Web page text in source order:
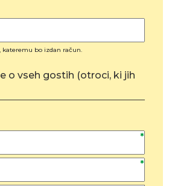
kateremu bo izdan račun.
o vseh gostih (otroci, ki jih
*
*